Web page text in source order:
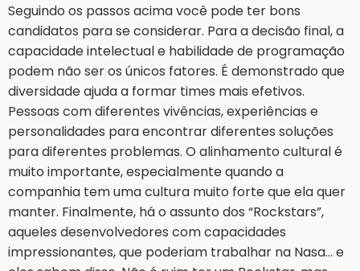
Seguindo os passos acima você pode ter bons
candidatos para se considerar. Para a decisão final, a
capacidade intelectual e habilidade de programação
podem não ser os únicos fatores. É demonstrado que
diversidade ajuda a formar times mais efetivos.
Pessoas com diferentes vivências, experiências e
personalidades para encontrar diferentes soluções
para diferentes problemas. O alinhamento cultural é
muito importante, especialmente quando a
companhia tem uma cultura muito forte que ela quer
manter. Finalmente, há o assunto dos “Rockstars”,
aqueles desenvolvedores com capacidades
impressionantes, que poderiam trabalhar na Nasa… e